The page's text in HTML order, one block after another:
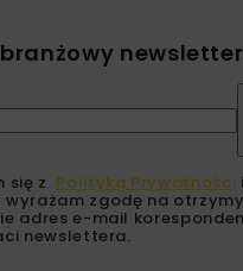
się z Polityką Prywatności i
wyrażam zgodę na
adres e-mail
newslettera.